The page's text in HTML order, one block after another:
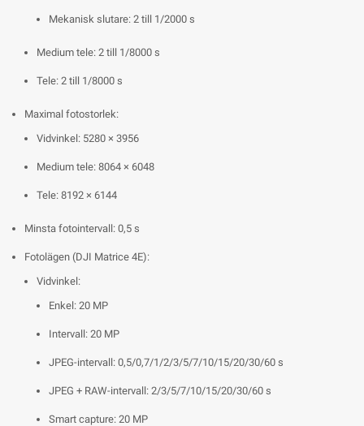
Mekanisk slutare: 2 till 1/2000 s
Medium tele: 2 till 1/8000 s
Tele: 2 till 1/8000 s
Maximal fotostorlek:
Vidvinkel: 5280 × 3956
Medium tele: 8064 × 6048
Tele: 8192 × 6144
Minsta foto­intervall: 0,5 s
Fotolägen (DJI Matrice 4E):
Vidvinkel:
Enkel: 20 MP
Intervall: 20 MP
JPEG-intervall: 0,5/0,7/1/2/3/5/7/10/15/20/30/60 s
JPEG + RAW-intervall: 2/3/5/7/10/15/20/30/60 s
Smart capture: 20 MP